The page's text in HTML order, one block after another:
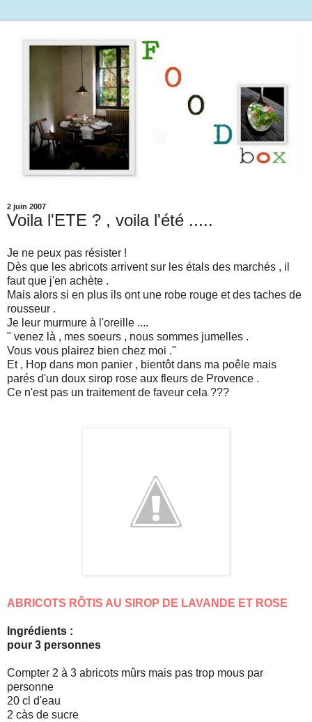
2 juin 2007
Voila l'ETE ? , voila l'été .....
Je ne peux pas résister !
Dès que les abricots arrivent sur les étals des marchés , il
faut que j'en achète .
Mais alors si en plus ils ont une robe rouge et des taches de
rousseur .
Je leur murmure à l'oreille ....
" venez là , mes soeurs , nous sommes jumelles .
Vous vous plairez bien chez moi ."
Et , Hop dans mon panier , bientôt dans ma poêle mais
parés d'un doux sirop rose aux fleurs de Provence .
Ce n'est pas un traitement de faveur cela ???
ABRICOTS RÔTIS AU SIROP DE LAVANDE ET ROSE
Ingrédients :
pour 3 personnes
Compter 2 à 3 abricots mûrs mais pas trop mous par
personne
20 cl d'eau
2 càs de sucre